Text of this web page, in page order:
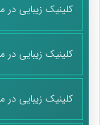
کلینیک زیبایی در
کلینیک زیبایی در
کلینیک زیبایی در